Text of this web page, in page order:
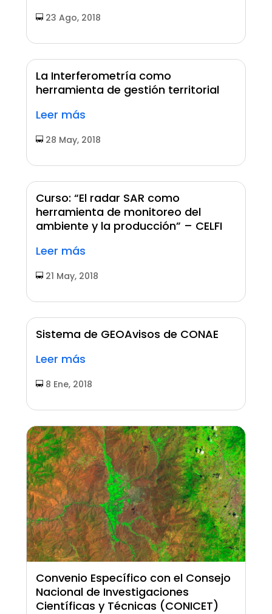
23 Ago, 2018
La Interferometría como
herramienta de gestión territorial
Leer más
28 May, 2018
Curso: “El radar SAR como
herramienta de monitoreo del
ambiente y la producción” – CELFI
Leer más
21 May, 2018
Sistema de GEOAvisos de CONAE
Leer más
8 Ene, 2018
Convenio Específico con el Consejo
Nacional de Investigaciones
Científicas y Técnicas (CONICET)